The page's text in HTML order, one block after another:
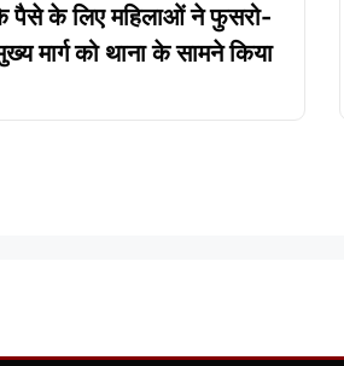
पैसे के लिए महिलाओं ने फुसरो-
मार्ग को थाना के सामने किया